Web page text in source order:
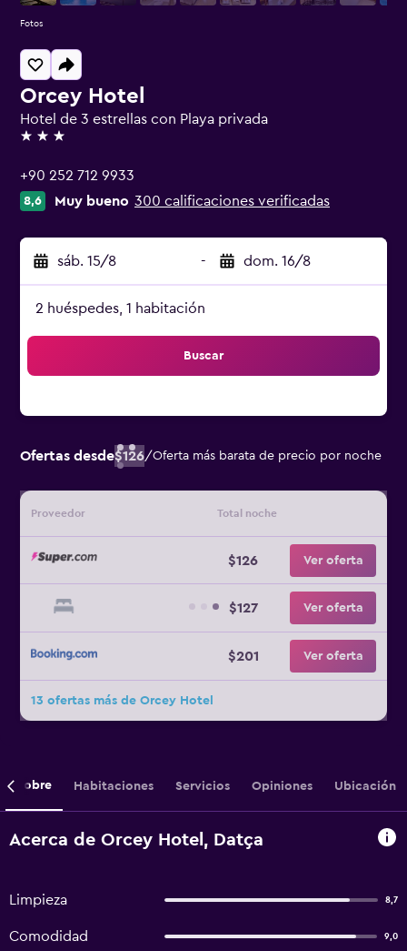
Orcey Hotel
Hotel de 3 estrellas con Playa privada
3 estrellas
+90 252 712 9933
8,6 Muy bueno 300 calificaciones verificadas
sáb. 15/8 - dom. 16/8
2 huéspedes, 1 habitación
Buscar
Ofertas desde$126/Oferta más barata de precio por noche
Proveedor Total noche
$126 Ver oferta
$127 Ver oferta
$201 Ver oferta
13 ofertas más de Orcey Hotel
Fotos
Sobre Habitaciones Servicios Opiniones Ubicación
Acerca de Orcey Hotel, Datça
Limpieza 8,7
Comodidad 9,0